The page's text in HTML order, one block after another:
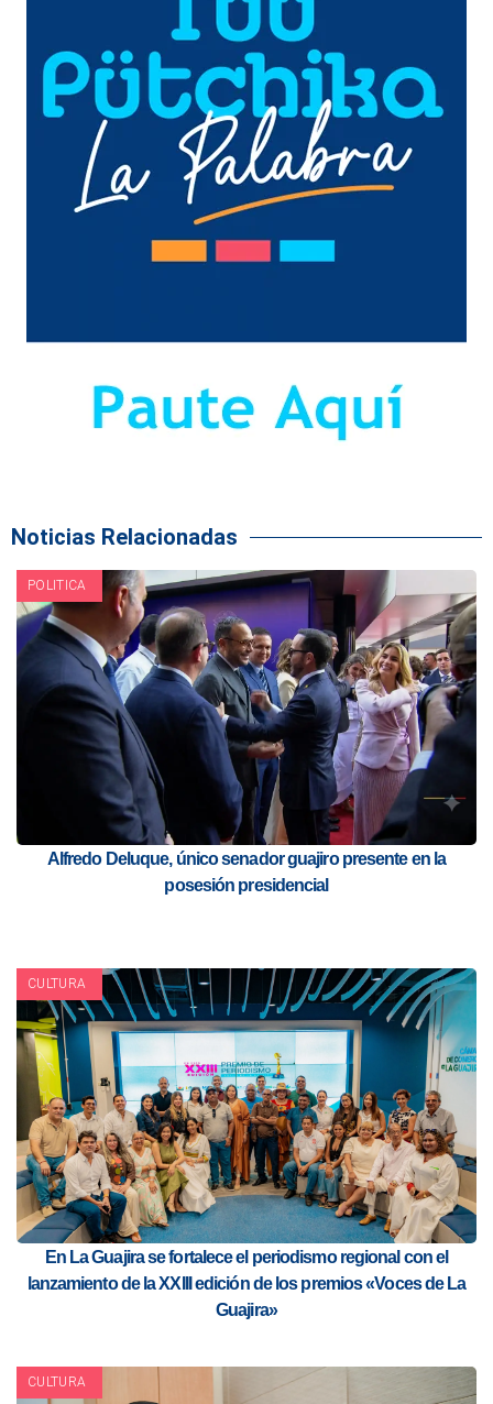
Noticias Relacionadas
POLITICA
Alfredo Deluque, único senador guajiro presente en la
posesión presidencial
CULTURA
En La Guajira se fortalece el periodismo regional con el
lanzamiento de la XXIII edición de los premios «Voces de La
Guajira»
CULTURA